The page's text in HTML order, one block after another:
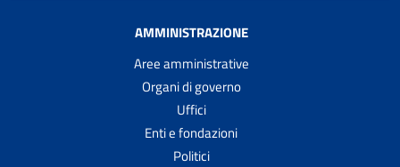
AMMINISTRAZIONE
Aree amministrative
Organi di governo
Uffici
Enti e fondazioni
Politici